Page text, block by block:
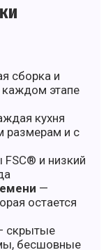
сборка и
каждом этапе
кухня
размерам и с
и низкий
—
остается
скрытые
бесшовные